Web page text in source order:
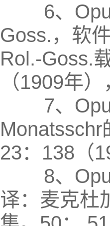
6、
Goss.，软
Rol.-Goss.
（1909年
7、
Monatsschr
23：138（
8、
译：麦克杜